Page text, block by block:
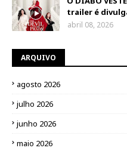
trailer é
abril 08, 2026
ARQUIVO
agosto 2026
julho 2026
junho 2026
maio 2026